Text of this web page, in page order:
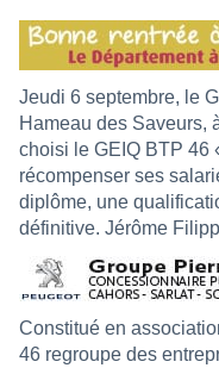
Jeudi 6 septembre, le
Hameau des Saveurs,
choisi le GEIQ BTP 46
récompenser ses
diplôme, une
définitive. Jérôme
Constitué en
46 regroupe des